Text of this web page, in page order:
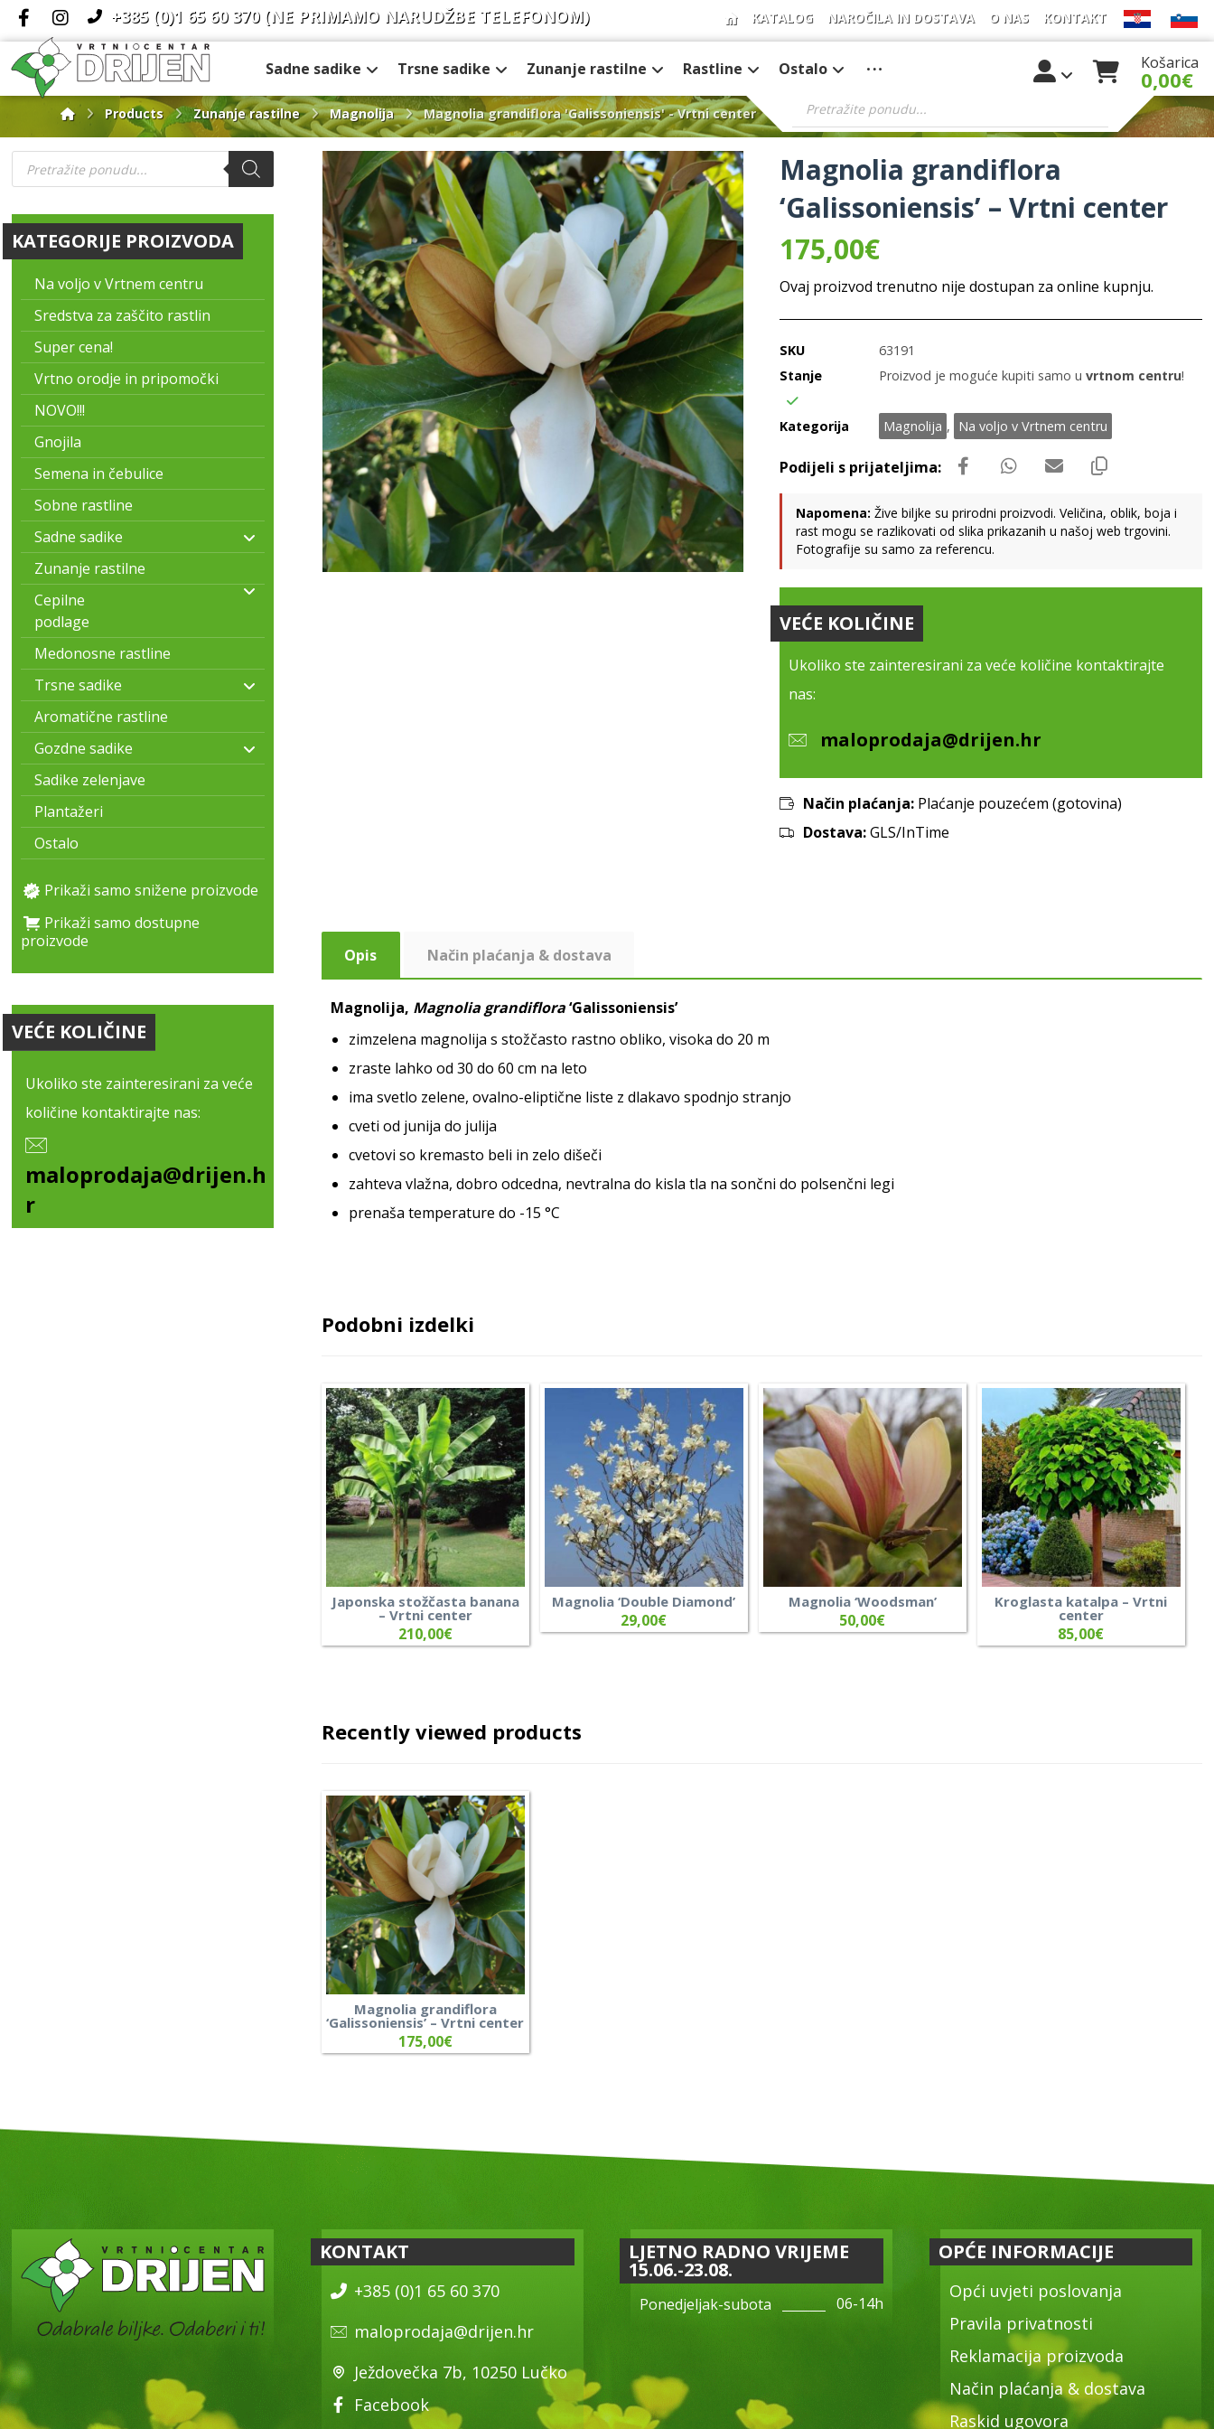
+385 (0)1 65 60 370 (NE PRIMAMO NARUDŽBE TELEFONOM) KATALOG NAROČILA IN DOSTAVA O NAS KONTAKT
Sadne sadike Trsne sadike Zunanje rastilne Rastline Ostalo Košarica
0,00€
Products Zunanje rastilne Magnolija Magnolia grandiflora 'Galissoniensis' - Vrtni center
Magnolia grandiflora
‘Galissoniensis’ – Vrtni center
175,00€
Ovaj proizvod trenutno nije dostupan za online kupnju.
SKU
63191
Stanje
Proizvod je moguće kupiti samo u vrtnom centru!
Kategorija Magnolija , Na voljo v Vrtnem centru
Napomena: Žive biljke su prirodni proizvodi. Veličina, oblik, boja i
rast mogu se razlikovati od slika prikazanih u našoj web trgovini.
Fotografije su samo za referencu.
VEĆE KOLIČINE
Ukoliko ste zainteresirani za veće količine kontaktirajte
nas:
maloprodaja@drijen.hr
Način plaćanja:Plaćanje pouzećem (gotovina)
Dostava:GLS/InTime
Opis Način plaćanja & dostava
Magnolija, Magnolia grandiflora‘Galissoniensis’
zimzelena magnolija s stožčasto rastno obliko, visoka do 20 m
zraste lahko od 30 do 60 cm na leto
ima svetlo zelene, ovalno-eliptične liste z dlakavo spodnjo stranjo
cveti od junija do julija
cvetovi so kremasto beli in zelo dišeči
zahteva vlažna, dobro odcedna, nevtralna do kisla tla na sončni do polsenčni legi
prenaša temperature do -15 °C
Podobni izdelki
Japonska stožčasta banana
– Vrtni center
210,00€
Magnolia ‘Double Diamond’
29,00€
Magnolia ‘Woodsman’
50,00€
Kroglasta katalpa – Vrtni
center
85,00€
Recently viewed products
Magnolia grandiflora
‘Galissoniensis’ – Vrtni center
175,00€
KATEGORIJE PROIZVODA
Na voljo v Vrtnem centru
Sredstva za zaščito rastlin
Super cena!
Vrtno orodje in pripomočki
NOVO!!!
Gnojila
Semena in čebulice
Sobne rastline
Sadne sadike
Zunanje rastilne
Cepilne
podlage
Medonosne rastline
Trsne sadike
Aromatične rastline
Gozdne sadike
Sadike zelenjave
Plantažeri
Ostalo
Prikaži samo snižene proizvode
Prikaži samo dostupne
proizvode
VEĆE KOLIČINE
Ukoliko ste zainteresirani za veće
količine kontaktirajte nas:
maloprodaja@drijen.h
r
KONTAKT
+385 (0)1 65 60 370
maloprodaja@drijen.hr
Ježdovečka 7b, 10250 Lučko
Facebook
LJETNO RADNO VRIJEME
15.06.-23.08.
Ponedjeljak-subota 06-14h
OPĆE INFORMACIJE
Opći uvjeti poslovanja
Pravila privatnosti
Reklamacija proizvoda
Način plaćanja & dostava
Raskid ugovora